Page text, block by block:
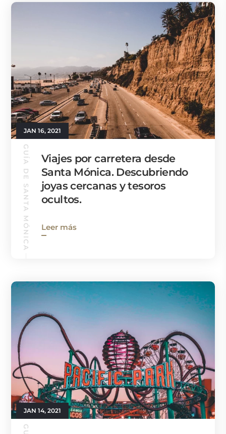
JAN 16, 2021
GUÍA DE SANTA MÓNICA
Viajes por carretera desde
Santa Mónica. Descubriendo
joyas cercanas y tesoros
ocultos.
Leer más
JAN 14, 2021